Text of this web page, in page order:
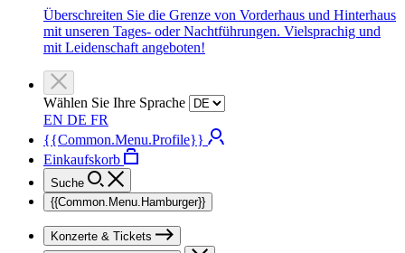
Überschreiten Sie die Grenze von Vorderhaus und Hinterhaus
mit unseren Tages- oder Nachtführungen. Vielsprachig und
mit Leidenschaft angeboten!
Wählen Sie Ihre Sprache
EN DE FR
{{Common.Menu.Profile}}
Einkaufskorb
Suche
{{Common.Menu.Hamburger}}
Konzerte & Tickets